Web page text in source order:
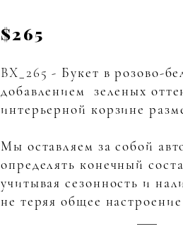
$265
BX_265 - Букет в розово-
добавлением зеленых
интерьерной корзине
Мы оставляем за собой
определять конечный
учитывая сезонность и
не теряя общее